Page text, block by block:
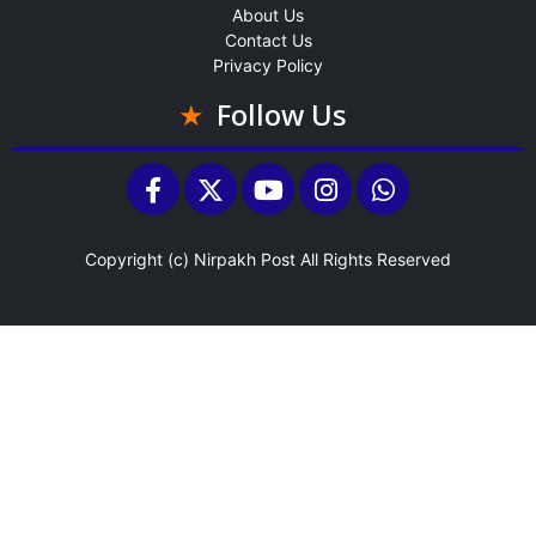
About Us
Contact Us
Privacy Policy
Follow Us
Copyright (c) Nirpakh Post All Rights Reserved